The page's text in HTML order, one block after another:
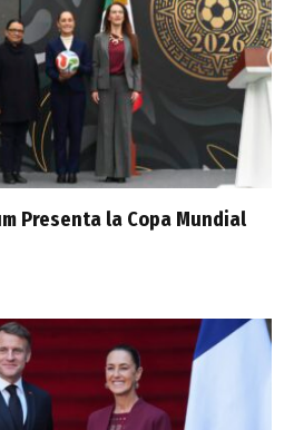
Presenta la Copa Mundial